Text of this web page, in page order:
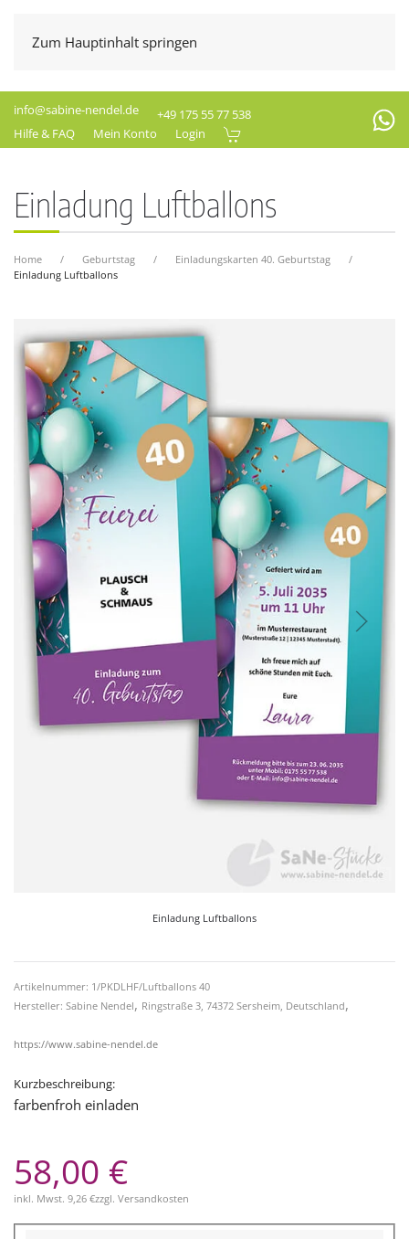
Zum Hauptinhalt springen
info@sabine-nendel.de
+49 175 55 77 538
Hilfe & FAQ
Mein Konto Login
Einladung Luftballons
Home Geburtstag
Einladungskarten 40. Geburtstag
Einladung Luftballons
Einladung Luftballons
Artikelnummer: 1/PKDLHF/Luftballons 40
Hersteller: Sabine Nendel, Ringstraße 3, 74372 Sersheim, Deutschland,
https://www.sabine-nendel.de
Kurzbeschreibung:
farbenfroh einladen
58,00 €
inkl. Mwst. 9,26 €zzgl. Versandkosten